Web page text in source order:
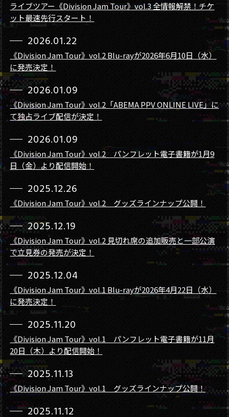
ライブツアー《Division Jam Tour》vol.3 全情報解禁！チケ
ット最速先行スタート！
2026.01.22
《Division Jam Tour》vol.2 Blu-rayが2026年6月10日（水）
に発売決定！
2026.01.09
《Division Jam Tour》vol.2「ABEMA PPV ONLINE LIVE」に
て独占ライブ配信が決定！
2026.01.09
《Division Jam Tour》vol.2 パンフレット電子書籍が1月9
日（金）より配信開始！
2025.12.26
《Division Jam Tour》vol.2 グッズラインナップ公開！
2025.12.19
《Division Jam Tour》vol.2 見切れ席の追加販売と一部公演
で立見券の発売が決定！
2025.12.04
《Division Jam Tour》vol.1 Blu-rayが2026年4月22日（水）
に発売決定！
2025.11.20
《Division Jam Tour》vol.1 パンフレット電子書籍が11月
20日（木）より配信開始！
2025.11.13
《Division Jam Tour》vol.1 グッズラインナップ公開！
2025.11.12